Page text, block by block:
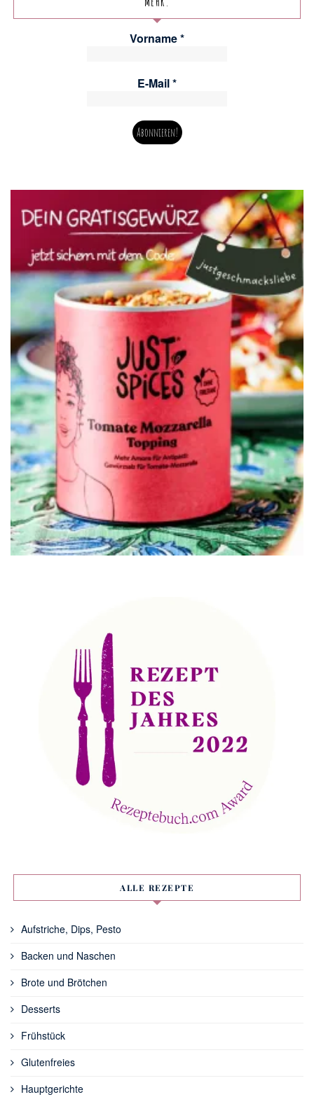
Vorname*
E-Mail*
ALLE REZEPTE
Aufstriche, Dips, Pesto
Backen und Naschen
Brote und Brötchen
Desserts
Frühstück
Glutenfreies
Hauptgerichte